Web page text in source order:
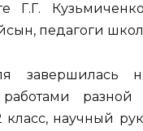
Г.Г.
педагоги
завершилась
работами
научный